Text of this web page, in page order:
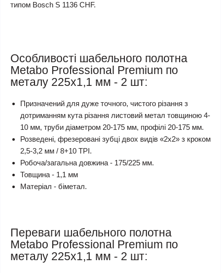
типом Bosch S 1136 CHF.
Особливості шабельного полотна
Metabo Professional Premium по
металу 225х1,1 мм - 2 шт:
Призначений для дуже точного, чистого різання з
дотриманням кута різання листовий метал товщиною 4-
10 мм, труби діаметром 20-175 мм, профілі 20-175 мм.
Розведені, фрезеровані зубці двох видів «2x2» з кроком
2,5-3,2 мм / 8+10 TPI.
Робоча/загальна довжина - 175/225 мм.
Товщина - 1,1 мм
Матеріал - біметал.
Переваги шабельного полотна
Metabo Professional Premium по
металу 225х1,1 мм - 2 шт: